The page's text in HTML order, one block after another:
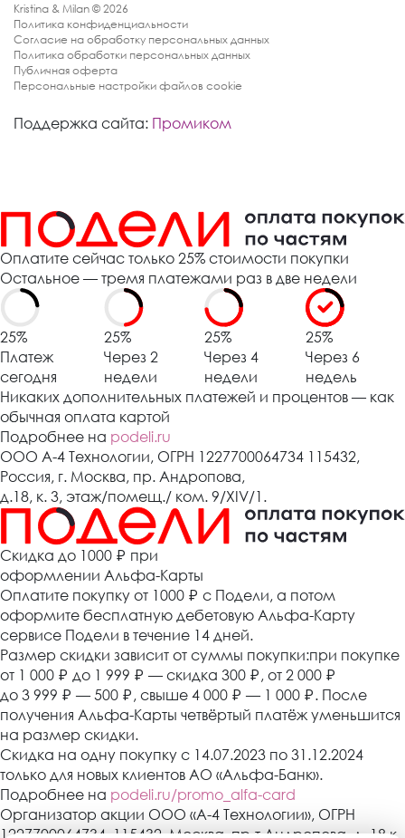
Kristina & Milan © 2026
Политика конфиденциальности
Согласие на обработку персональных данных
Политика обработки персональных данных
Публичная оферта
Персональные настройки файлов cookie
Поддержка сайта: Промиком
Оплатите сейчас только 25% стоимости покупки
Остальное — тремя платежами раз в две недели
25%
Платеж
сегодня
25%
Через 2
недели
25%
Через 4
недели
25%
Через 6
недель
Никаких дополнительных платежей и процентов — как
обычная оплата картой
Подробнее на podeli.ru
ООО А-4 Технологии, ОГРН 1227700064734 115432,
Россия, г. Москва, пр. Андропова,
д.18, к. 3, этаж/помещ./ ком. 9/XIV/1.
Cкидка до 1000 ₽ при
оформлении Альфа-Карты
Оплатите покупку от 1000 ₽ с Подели, а потом
оформите бесплатную дебетовую Альфа-Карту
сервисе Подели в течение 14 дней.
Размер скидки зависит от суммы покупки:при покупке
от 1 000 ₽ до 1 999 ₽ — скидка 300 ₽ , от 2 000 ₽
до 3 999 ₽ — 500 ₽ , свыше 4 000 ₽ — 1 000 ₽. После
получения Альфа-Карты четвёртый платёж уменьшится
на размер скидки.
Скидка на одну покупку с 14.07.2023 по 31.12.2024
только для новых клиентов АО «Альфа-Банк».
Подробнее на podeli.ru/promo_alfa-card
Организатор акции ООО «А-4 Технологии», ОГРН
1227700064734, 115432, Москва, пр-т Андропова, д. 18 к.